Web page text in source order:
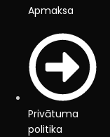
Apmaksa
Privātuma
politika